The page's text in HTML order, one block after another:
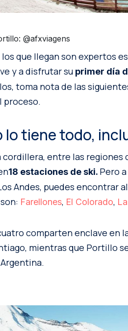
@afxviagens
que llegan son expertos
y a disfrutar su primer día
toma nota de las
proceso.
lo tiene todo,
cordillera, entre las regiones
18 estaciones de ski. Pero
Andes, puedes encontrar
Farellones, El Colorado,
comparten enclave en
mientras que Portillo